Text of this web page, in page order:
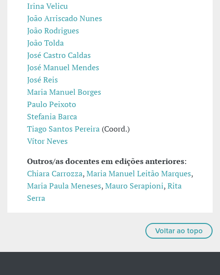
Irina Velicu
João Arriscado Nunes
João Rodrigues
João Tolda
José Castro Caldas
José Manuel Mendes
José Reis
Maria Manuel Borges
Paulo Peixoto
Stefania Barca
Tiago Santos Pereira (Coord.)
Vítor Neves
Outros/as docentes em edições anteriores:
Chiara Carrozza,Maria Manuel Leitão Marques,
Maria Paula Meneses,Mauro Serapioni,Rita
Serra
Voltar ao topo